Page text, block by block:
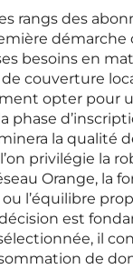
rangs des
démarche
besoins en
couverture
opter pour
phase
la qualité
privilégie la
Orange, la
l’équilibre
est
il
de